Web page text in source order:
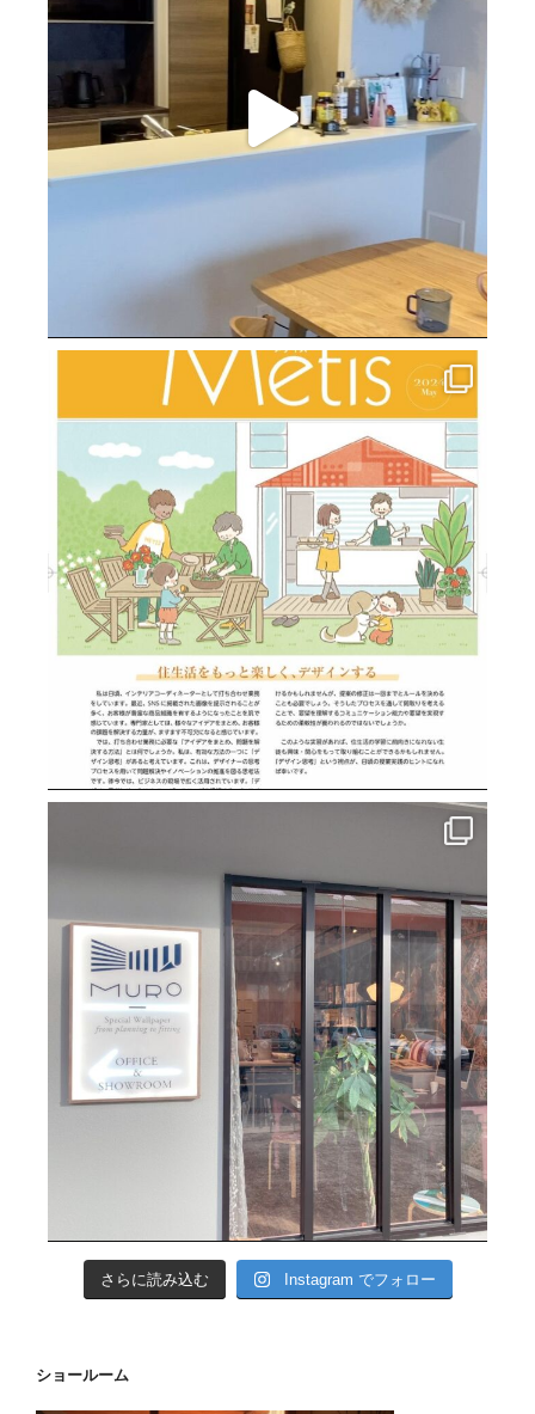
さらに読み込む Instagram でフォロー
ショールーム